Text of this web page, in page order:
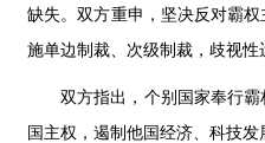
缺失。双方重申，坚决反对霸
施单边制裁、次级制裁，歧视
双方指出，个别国家奉行
国主权，遏制他国经济、科技发